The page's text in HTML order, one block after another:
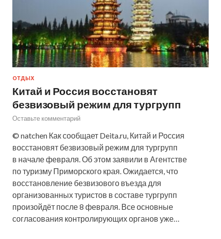
ОТДЫХ
Китай и Россия восстановят
безвизовый режим для тургрупп
Оставьте комментарий
© natchen Как сообщает Deita.ru, Китай и Россия
восстановят безвизовый режим для тургрупп
в начале февраля. Об этом заявили в Агентстве
по туризму Приморского края. Ожидается, что
восстановление безвизового въезда для
организованных туристов в составе тургрупп
произойдёт после 8 февраля. Все основные
согласования контролирующих органов уже…